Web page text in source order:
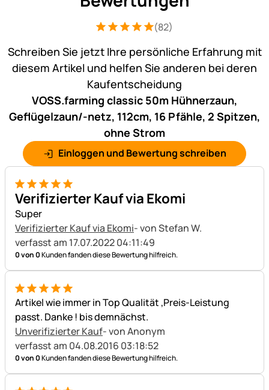
Bewertung: 5 von 5 (82 Bewertungen)
82 Bewertungen
(82)
Schreiben Sie jetzt Ihre persönliche Erfahrung mit
diesem Artikel und helfen Sie anderen bei deren
Kaufentscheidung
VOSS.farming classic 50m Hühnerzaun,
Geflügelzaun/-netz, 112cm, 16 Pfähle, 2 Spitzen,
ohne Strom
Einloggen und Bewertung schreiben
5 von 5
Verifizierter Kauf via Ekomi
Super
Verifizierter Kauf via Ekomi- von Stefan W.
verfasst am 17.07.2022 04:11:49
0 von 0Kunden fanden diese Bewertung hilfreich.
5 von 5
Artikel wie immer in Top Qualität ,Preis-Leistung
passt. Danke ! bis demnächst.
Unverifizierter Kauf- von Anonym
verfasst am 04.08.2016 03:18:52
0 von 0Kunden fanden diese Bewertung hilfreich.